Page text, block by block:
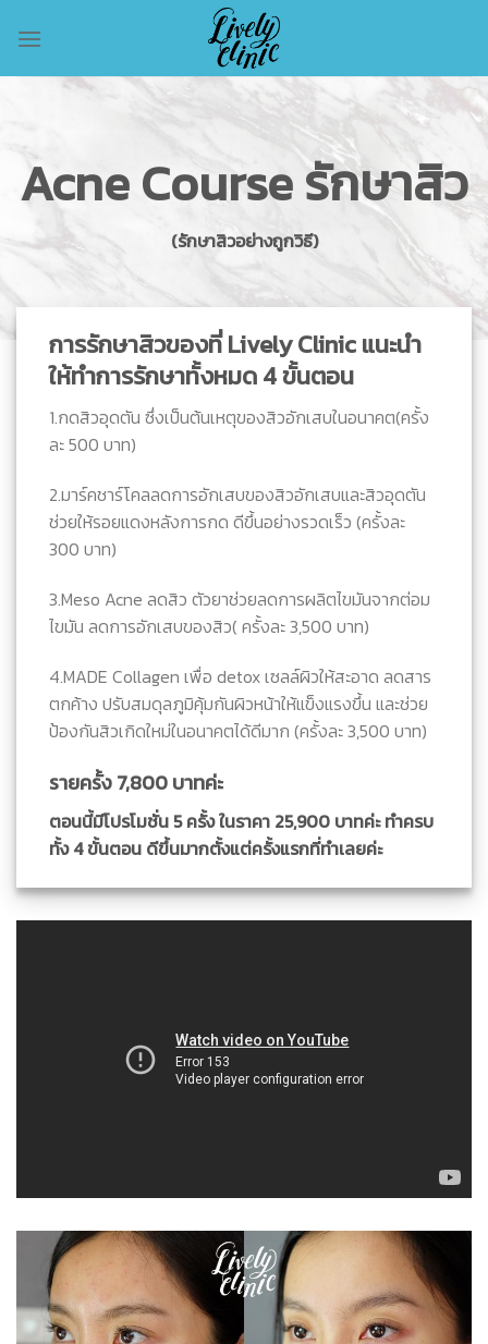
Acne Course รักษาสิว
(รักษาสิวอย่างถูกวิธี)
การรักษาสิวของที่ Lively Clinic แนะนำ
ให้ทำการรักษาทั้งหมด 4 ขั้นตอน
1.กดสิวอุดตัน ซึ่งเป็นต้นเหตุของสิวอักเสบในอนาคต(ครั้ง
ละ 500 บาท)
2.มาร์คชาร์โคลลดการอักเสบของสิวอักเสบและสิวอุดตัน
ช่วยให้รอยแดงหลังการกด ดีขึ้นอย่างรวดเร็ว (ครั้งละ
300 บาท)
3.Meso Acne ลดสิว ตัวยาช่วยลดการผลิตไขมันจากต่อม
ไขมัน ลดการอักเสบของสิว( ครั้งละ 3,500 บาท)
4.MADE Collagen เพื่อ detox เซลล์ผิวให้สะอาด ลดสาร
ตกค้าง ปรับสมดุลภูมิคุ้มกันผิวหน้าให้แข็งแรงขึ้น และช่วย
ป้องกันสิวเกิดใหม่ในอนาคตได้ดีมาก (ครั้งละ 3,500 บาท)
รายครั้ง 7,800 บาทค่ะ
ตอนนี้มีโปรโมชั่น 5 ครั้ง ในราคา 25,900 บาทค่ะ ทำครบ
ทั้ง 4 ขั้นตอน ดีขึ้นมากตั้งแต่ครั้งแรกที่ทำเลยค่ะ